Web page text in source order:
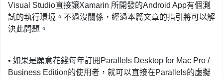
Visual Studio直接讓Xamarin 所開發的Android App有個測
試的執行環境。不過沒關係，經過本篇文章的指引將可以解
決此問題。
• 如果是願意花錢每年訂閱 Parallels Desktop for Mac Pro /
Business Edition的使用者，就可以直接在Parallels的虛擬